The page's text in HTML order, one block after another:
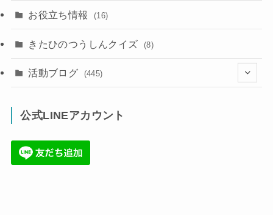
お役立ち情報 (16)
きたひのつうしんクイズ (8)
活動ブログ (445)
公式LINEアカウント